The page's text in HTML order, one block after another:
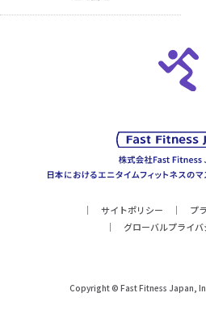
サイトポリシー
プ
グローバルプライ
Copyright © Fast Fitness Japan,